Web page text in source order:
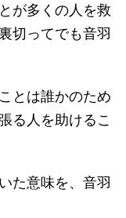
が多くの人を救
切ってでも音羽
とは誰かのため
る人を助けるこ
た意味を、音羽